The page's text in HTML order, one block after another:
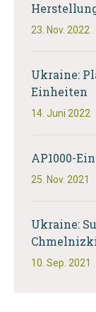
23. Nov. 2022
Ukraine:
Einheiten
14. Juni 2022
AP1000-
25. Nov. 2021
Ukraine:
10. Sep. 2021